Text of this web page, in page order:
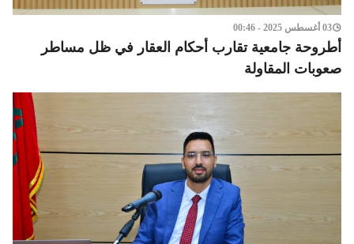
03 أغسطس 2025 - 00:46
أطروحة جامعية تقارب أحكام العقار في ظل مساطر
صعوبات المقاولة